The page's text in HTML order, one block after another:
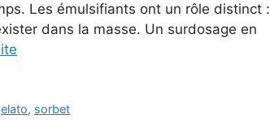
Les émulsifiants ont un rôle distinct :
dans la masse. Un surdosage en
, sorbet